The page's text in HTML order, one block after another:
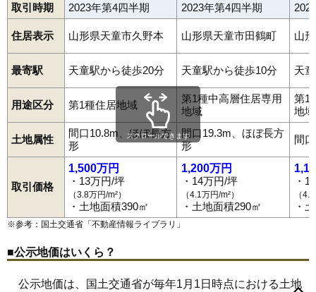
取引時期 2023年第4四半期 2023年第4四半期
住居表示 山形県天童市久野本 山形県天童市田鶴町 山
最寄駅 天童駅から徒歩20分 天童駅から徒歩10分 天
用途区分 第1種住居地域
第1種中高層住居専用
地域
第1
地域
土地属性
間口10.8m、ほぼ長方
形
間口19.3m、ほぼ長方
形
間
取引価格
1,500万円
・13万円/坪
（3.8万円/m²）
・土地面積390㎡
1,200万円
・14万円/坪
（4.1万円/m²）
・土地面積290㎡
・
（
・
スクロールできます
※参考：国土交通省「不動産情報ライブラリ 」
■公示地価はいくら？
公示地価は、国土交通省が毎年1月1日時点における土地
荒谷泉町五日町駅西老野森大清水柏木町鎌田鎌田本町